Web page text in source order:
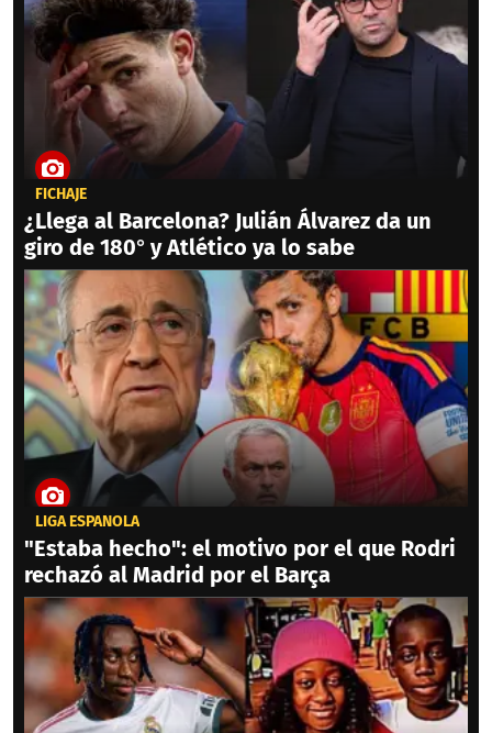
FICHAJE
¿Llega al Barcelona? Julián Álvarez da un
giro de 180° y Atlético ya lo sabe
LIGA ESPAÑOLA
"Estaba hecho": el motivo por el que Rodri
rechazó al Madrid por el Barça